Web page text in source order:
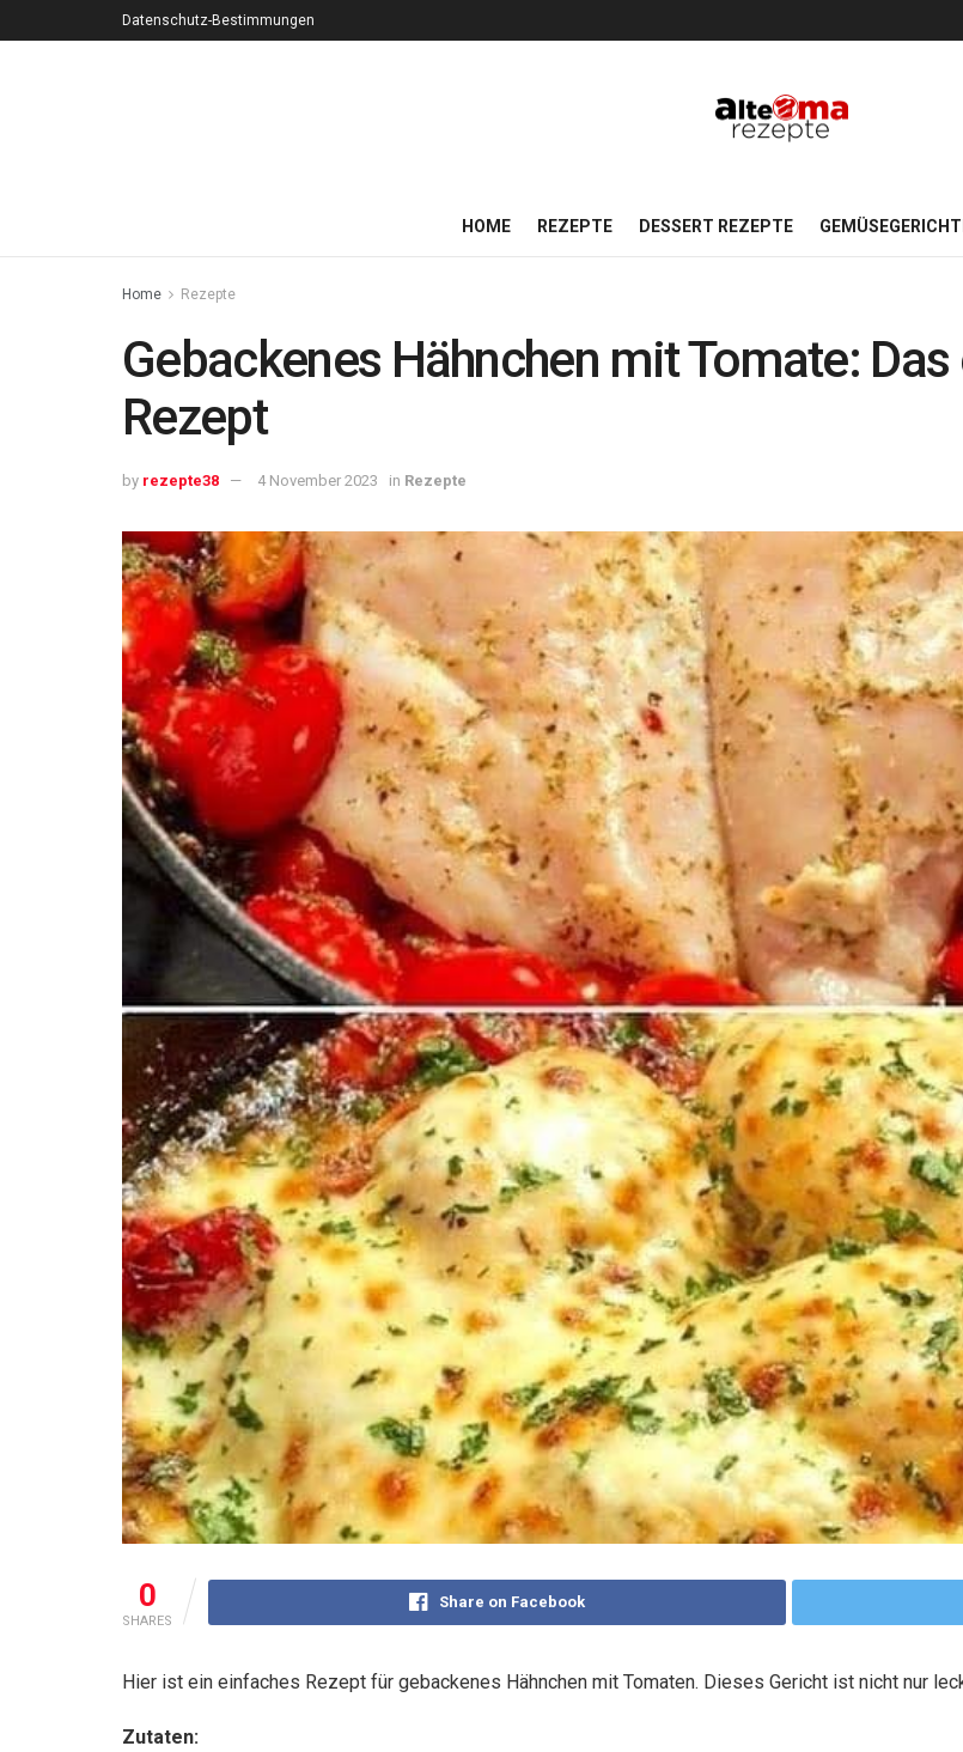
Datenschutz-Bestimmungen
HOME REZEPTE DESSERT REZEPTE
Home Rezepte
Gebackenes Hähnchen mit Tomate:
Rezept
by rezepte38 4 November 2023 in Rezepte
0
SHARES
Share on Facebook
Hier ist ein einfaches Rezept für gebackenes Hähnchen mit Tomaten. Dieses Gericht ist nicht nur
Zutaten: